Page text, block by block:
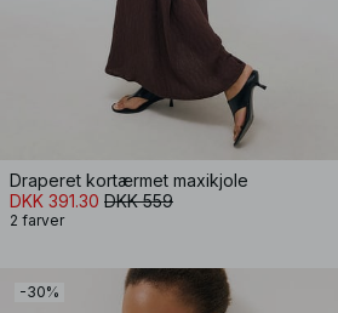
Draperet kortærmet maxikjole
DKK 391.30 DKK 559
2 farver
-30%